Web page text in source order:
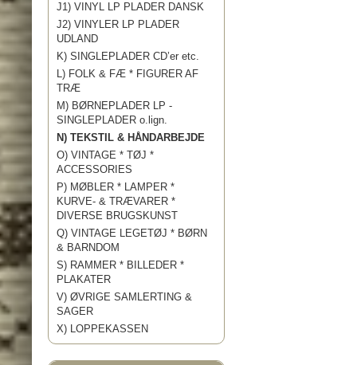
J1) VINYL LP PLADER DANSK
J2) VINYLER LP PLADER
UDLAND
K) SINGLEPLADER CD’er etc.
L) FOLK & FÆ * FIGURER AF
TRÆ
M) BØRNEPLADER LP -
SINGLEPLADER o.lign.
N) TEKSTIL & HÅNDARBEJDE
O) VINTAGE * TØJ *
ACCESSORIES
P) MØBLER * LAMPER *
KURVE- & TRÆVARER *
DIVERSE BRUGSKUNST
Q) VINTAGE LEGETØJ * BØRN
& BARNDOM
S) RAMMER * BILLEDER *
PLAKATER
V) ØVRIGE SAMLERTING &
SAGER
X) LOPPEKASSEN